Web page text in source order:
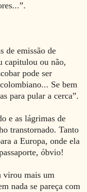
de emissão de
capitulou ou não,
pode ser
Se bem
para pular a cerca”.
e as lágrimas de
transtornado. Tanto
a Europa, onde ela
óbvio!
virou mais um
nada se pareça com